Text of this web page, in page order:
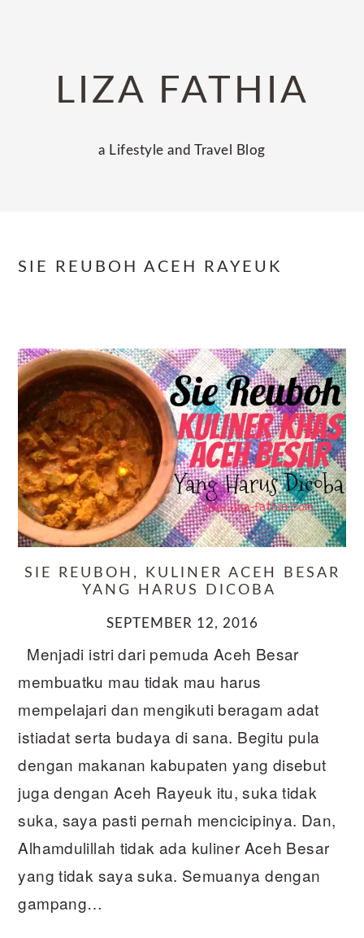
navigationLIZA FATHIA
a Lifestyle and Travel Blog
SIE REUBOH ACEH RAYEUK
SIE REUBOH, KULINER ACEH BESAR
YANG HARUS DICOBA
SEPTEMBER 12, 2016
Menjadi istri dari pemuda Aceh Besar
membuatku mau tidak mau harus
mempelajari dan mengikuti beragam adat
istiadat serta budaya di sana. Begitu pula
dengan makanan kabupaten yang disebut
juga dengan Aceh Rayeuk itu, suka tidak
suka, saya pasti pernah mencicipinya. Dan,
Alhamdulillah tidak ada kuliner Aceh Besar
yang tidak saya suka. Semuanya dengan
gampang…